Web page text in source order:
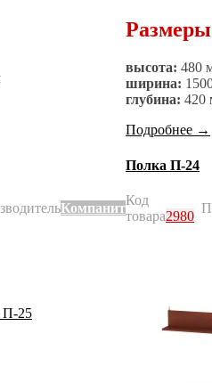
высота: 480
ширина:
глубина: 420
Подробнее →
Компанит
Полка П-24
Код
товара2980